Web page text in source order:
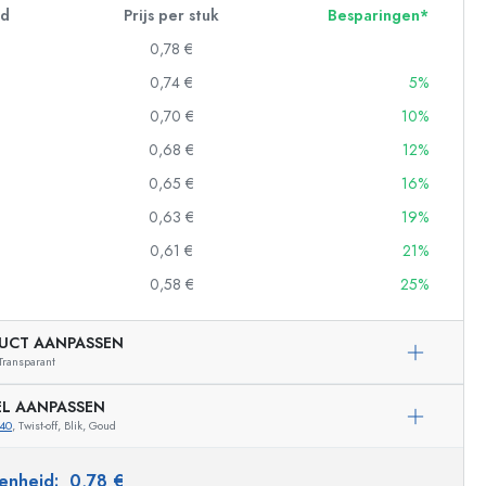
Prijs per stuk
Besparingen*
0,78 €
0,74 €
5%
0,70 €
10%
0,68 €
12%
0,65 €
16%
0,63 €
19%
0,61 €
21%
0,58 € 25%
AANPASSEN
AANPASSEN
, Twist-off, Blik, Goud